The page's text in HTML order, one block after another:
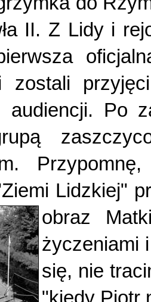
II. Z Lidy i
zostali
audiencji. Po
Lidzkiej"
obraz
życzeniami
się, nie
"kiedy Piotr